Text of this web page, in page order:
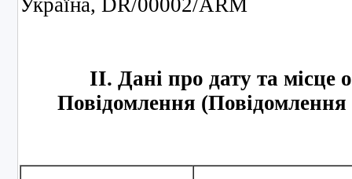
Україна, DR/00002/ARM
ІІ. Дані про дату та
Повідомлення